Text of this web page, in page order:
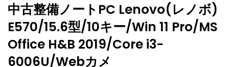
中古整備ノートPC Lenovo(レノボ)
E570/15.6型/10キー/Win 11 Pro/MS
Office H&B 2019/Core i3-
6006U/Webカメ